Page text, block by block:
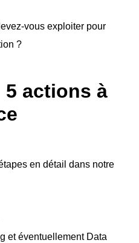
vous exploiter pour
?
5 actions à
en détail dans notre
et éventuellement Data